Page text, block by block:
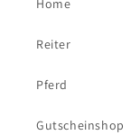
Home
Reiter
Pferd
Gutscheinshop